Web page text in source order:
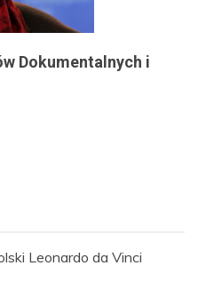
Dokumentalnych i
Leonardo da Vinci